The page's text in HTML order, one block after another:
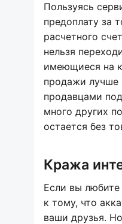
Пользуясь
предоплату за
расчетного
нельзя
имеющиеся на
продажи лучше
продавцами
много других
остается без
Кража
Если вы любите
к тому, что
ваши друзья.